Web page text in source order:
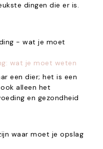
dingen die er is.
wat je moet weten
een dier; het is een
alleen het
en gezondheid